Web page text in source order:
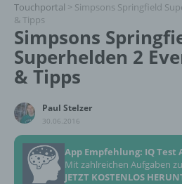
Touchportal > Simpsons Springfield
& Tipps
Simpsons
Superhelden 2
& Tipps
Paul Stelzer
30.06.2016
App Empfehlung: IQ Test
Mit zahlreichen Aufgaben
JETZT KOSTENLOS